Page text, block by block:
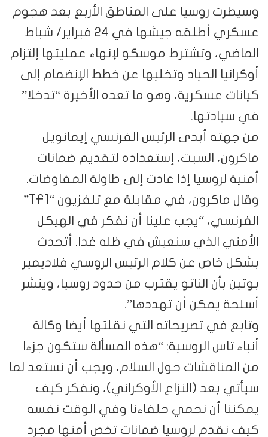
وسيطرت روسيا على المناطق الأربع بعد هجوم
عسكري أطلقه جيشها في 24 فبراير/ شباط
الماضي، وتشترط موسكو لإنهاء عمليتها إلتزام
أوكرانيا الحياد وتخليها عن خطط الإنضمام إلى
كيانات عسكرية، وهو ما تعده الأخيرة “تدخلا”
في سيادتها.
من جهته أبدى الرئيس الفرنسي إيمانويل
ماكرون، السبت، إستعداده لتقديم ضمانات
أمنية لروسيا إذا عادت إلى طاولة المفاوضات.
وقال ماكرون، في مقابلة مع تلفزيون “TF1”
الفرنسي، “يجب علينا أن نفكر في الهيكل
الأمني الذي سنعيش في ظله غدا. أتحدث
بشكل خاص عن كلام الرئيس الروسي فلاديمير
بوتين بأن الناتو يقترب من حدود روسيا، وينشر
أسلحة يمكن أن تهددها”.
وتابع في تصريحاته التي نقلتها أيضا وكالة
أنباء تاس الروسية: “هذه المسألة ستكون جزءا
من المناقشات حول السلام، ويجب أن نستعد لما
سيأتي بعد (النزاع الأوكراني)، ونفكر كيف
يمكننا أن نحمي حلفاءنا وفي الوقت نفسه
كيف نقدم لروسيا ضمانات تخص أمنها مجرد